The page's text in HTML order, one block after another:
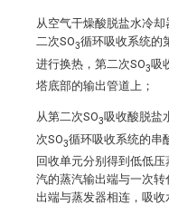
从空气干燥酸脱盐水冷
二次SO3循环吸收系统的
进行换热，第二次SO3吸
塔底部的输出管道上；
从第二次SO3吸收酸脱盐
次SO3循环吸收系统的串
回收单元分别得到低低
汽的蒸汽输出端与一次
出端与蒸发器相连，吸收